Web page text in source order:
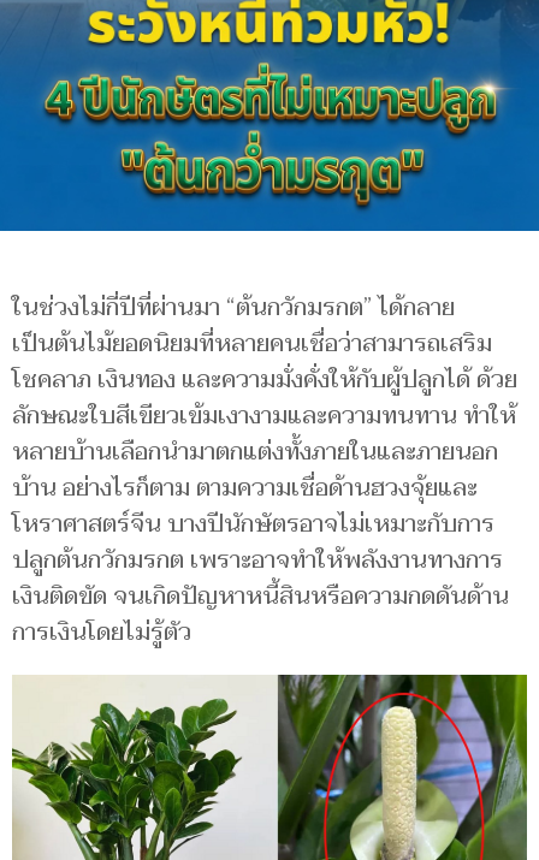
ในช่วงไม่กี่ปีที่ผ่านมา “ต้นกวักมรกต” ได้กลาย
เป็นต้นไม้ยอดนิยมที่หลายคนเชื่อว่าสามารถเสริม
โชคลาภ เงินทอง และความมั่งคั่งให้กับผู้ปลูกได้ ด้วย
ลักษณะใบสีเขียวเข้มเงางามและความทนทาน ทำให้
หลายบ้านเลือกนำมาตกแต่งทั้งภายในและภายนอก
บ้าน อย่างไรก็ตาม ตามความเชื่อด้านฮวงจุ้ยและ
โหราศาสตร์จีน บางปีนักษัตรอาจไม่เหมาะกับการ
ปลูกต้นกวักมรกต เพราะอาจทำให้พลังงานทางการ
เงินติดขัด จนเกิดปัญหาหนี้สินหรือความกดดันด้าน
การเงินโดยไม่รู้ตัว